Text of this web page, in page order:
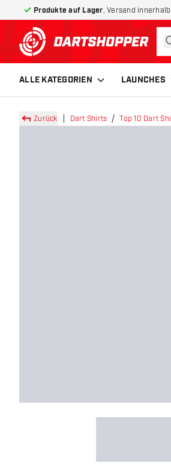
Produkte auf Lager , Versand
zurück zur
ALLE KATEGORIEN LAUNCHES
Zurück Dart Shirts Top 10 Dart